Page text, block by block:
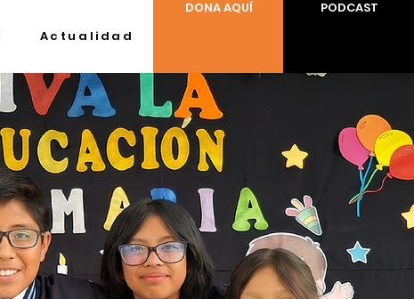
Actualidad
DONA AQUÍ PODCAST